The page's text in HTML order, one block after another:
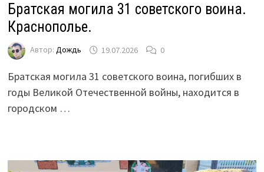
Братская могила 31 советского воина.
Краснополье.
Автор: Дождь 19.07.2026 0
Братская могила 31 советского воина, погибших в
годы Великой Отечественной войны, находится в
городском …